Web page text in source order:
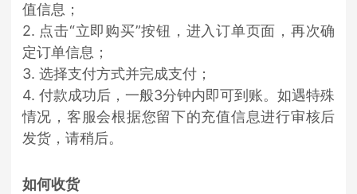
值信息；
2. 点击“立即购买”按钮，进入订单页面，再次确
定订单信息；
3. 选择支付方式并完成支付；
4. 付款成功后，一般3分钟内即可到账。如遇特殊
情况，客服会根据您留下的充值信息进行审核后
发货，请稍后。
如何收货